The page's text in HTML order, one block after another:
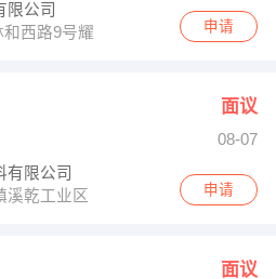
限公司
和西路9号耀中广场A座2304申请
面议
08-07
有限公司
溪乾工业区
申请
面议